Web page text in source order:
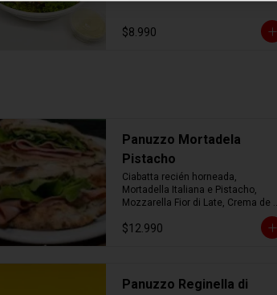
$8.990
Panuzzo Mortadela
Pistacho
Ciabatta recién horneada,
Mortadella Italiana e Pistacho,
Mozzarella Fior di Late, Crema de
mozzarella fresca y mix verde con
AOEV
$12.990
Panuzzo Reginella di